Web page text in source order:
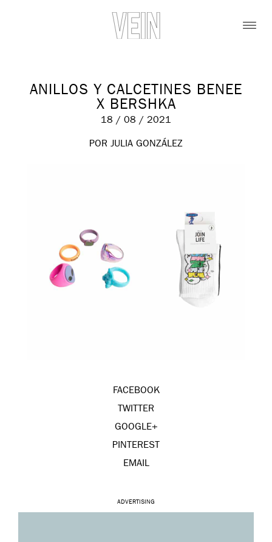
ANILLOS Y CALCETINES BENEE
X BERSHKA
18 / 08 / 2021
POR JULIA GONZÁLEZ
FACEBOOK
TWITTER
GOOGLE+
PINTEREST
EMAIL
ADVERTISING